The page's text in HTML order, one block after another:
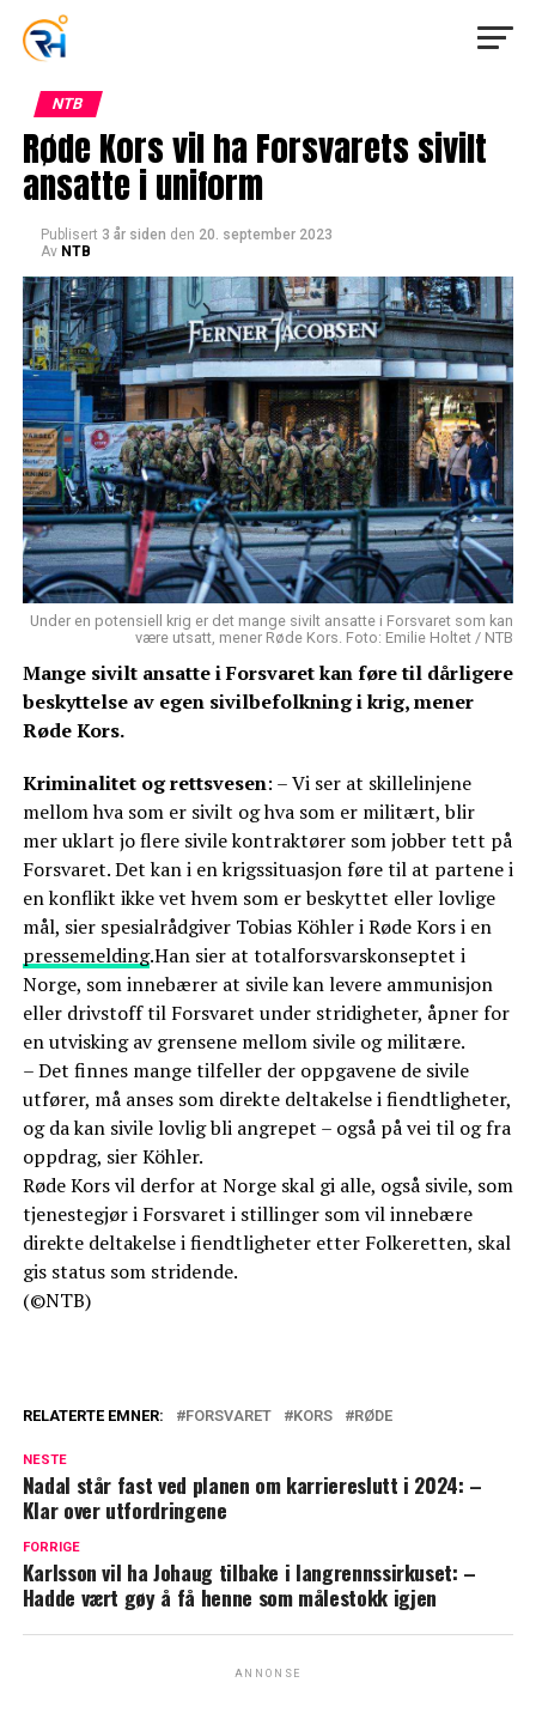
NTB
Røde Kors vil ha Forsvarets sivilt
ansatte i uniform
Publisert 3 år siden den 20. september 2023
Av NTB
Under en potensiell krig er det mange sivilt ansatte i Forsvaret som kan
være utsatt, mener Røde Kors. Foto: Emilie Holtet / NTB
Mange sivilt ansatte i Forsvaret kan føre til dårligere
beskyttelse av egen sivilbefolkning i krig, mener
Røde Kors.
Kriminalitet og rettsvesen: – Vi ser at skillelinjene
mellom hva som er sivilt og hva som er militært, blir
mer uklart jo flere sivile kontraktører som jobber tett på
Forsvaret. Det kan i en krigssituasjon føre til at partene i
en konflikt ikke vet hvem som er beskyttet eller lovlige
mål, sier spesialrådgiver Tobias Köhler i Røde Kors i en
pressemelding.Han sier at totalforsvarskonseptet i
Norge, som innebærer at sivile kan levere ammunisjon
eller drivstoff til Forsvaret under stridigheter, åpner for
en utvisking av grensene mellom sivile og militære.
– Det finnes mange tilfeller der oppgavene de sivile
utfører, må anses som direkte deltakelse i fiendtligheter,
og da kan sivile lovlig bli angrepet – også på vei til og fra
oppdrag, sier Köhler.
Røde Kors vil derfor at Norge skal gi alle, også sivile, som
tjenestegjør i Forsvaret i stillinger som vil innebære
direkte deltakelse i fiendtligheter etter Folkeretten, skal
gis status som stridende.
(©NTB)
RELATERTE EMNER: FORSVARET KORS RØDE
NESTE
Nadal står fast ved planen om karriereslutt i 2024: –
Klar over utfordringene
FORRIGE
Karlsson vil ha Johaug tilbake i langrennssirkuset: –
Hadde vært gøy å få henne som målestokk igjen
ANNONSE